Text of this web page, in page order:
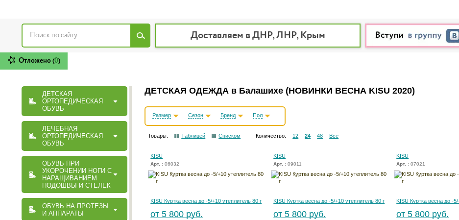
Доставляем в ДНР, ЛНР, Крым
Отложено (0)
ДЕТСКАЯ
ОРТОПЕДИЧЕСКАЯ
ОБУВЬ
ЛЕЧЕБНАЯ
ОРТОПЕДИЧЕСКАЯ
ОБУВЬ
ОБУВЬ ПРИ
УКОРОЧЕНИИ НОГИ С
НАРАЩИВАНИЕМ
ПОДОШВЫ И СТЕЛЕК
ОБУВЬ НА ПРОТЕЗЫ
И АППАРАТЫ
ДЕТСКАЯ ОДЕЖДА в Балашихе(НОВИНКИ ВЕСНА KISU 2020)
Размер Сезон Бренд Пол
Товары: Таблицей Списком Количество: 12 24 48 Все
KISU
Арт. : 06032
KISU Куртка весна до -5/+10 утеплитель 80 г
от 5 800 руб.
KISU
Арт. : 09011
KISU Куртка весна до -5/+10 утеплитель 80 г
от 5 800 руб.
KISU
Арт. : 07021
KISU Куртка весна до -
от 5 800 руб.